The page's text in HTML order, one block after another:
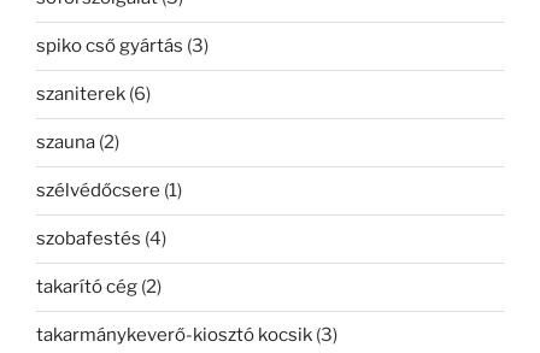
spiko cső gyártás (3)
szaniterek (6)
szauna (2)
szélvédőcsere (1)
szobafestés (4)
takarító cég (2)
takarmánykeverő-kiosztó kocsik (3)